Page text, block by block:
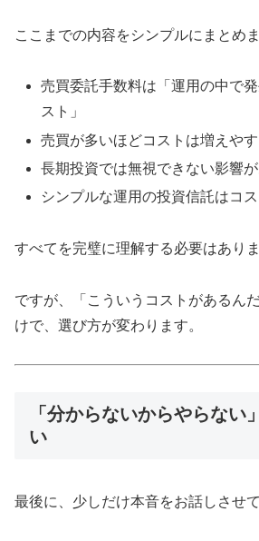
ここまでの内容をシンプルにまとめま
売買委託手数料は「運用の中で
スト」
売買が多いほどコストは増えや
長期投資では無視できない影響
シンプルな運用の投資信託はコ
すべてを完璧に理解する必要はありま
ですが、「こういうコストがあるん
けで、選び方が変わります。
「分からないからやらない
い
最後に、少しだけ本音をお話しさせて